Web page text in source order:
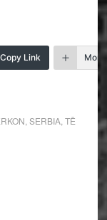
Copy Link More
SERBIA, TË